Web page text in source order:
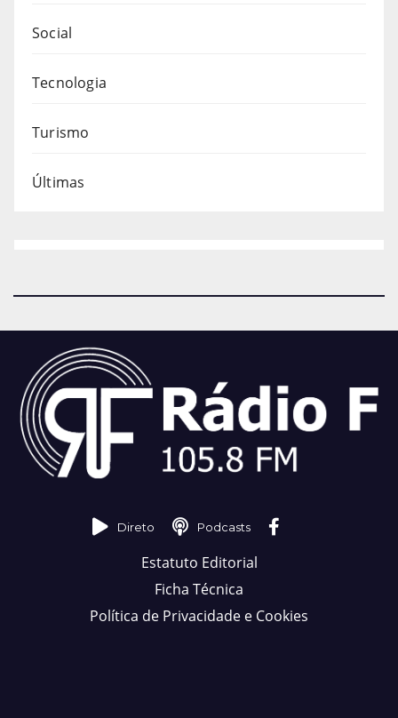
Social
Tecnologia
Turismo
Últimas
Direto Podcasts
Estatuto Editorial
Ficha Técnica
Política de Privacidade e Cookies